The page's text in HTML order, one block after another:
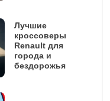
Лучшие
кроссоверы
Renault для
города и
бездорожья